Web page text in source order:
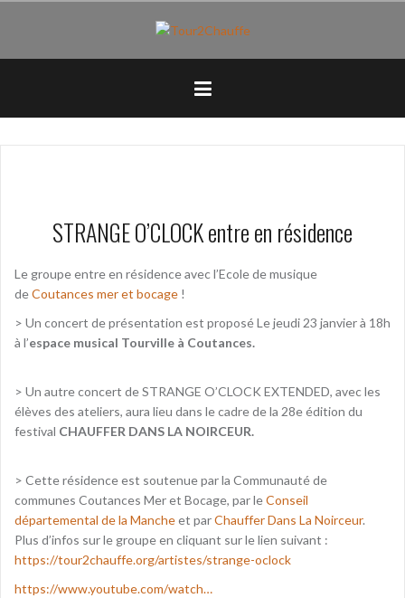
STRANGE O’CLOCK entre en résidence
Le groupe entre en résidence avec l’Ecole de musique
deCoutances mer et bocage !
> Un concert de présentation est proposéLe jeudi 23 janvier à 18h
à l’espace musical Tourville à Coutances.
> Un autre concert de STRANGE O’CLOCK EXTENDED, avec les
élèves des ateliers, aura lieu dans le cadre de la 28e édition du
festival CHAUFFER DANS LA NOIRCEUR.
> Cette résidence est soutenue par la Communauté de
communes Coutances Mer et Bocage, par leConseil
départemental de la Mancheet parChauffer Dans La Noirceur.
Plus d’infos sur le groupe en cliquant sur le lien suivant :
https://tour2chauffe.org/artistes/strange-oclock
https://www.youtube.com/watch…